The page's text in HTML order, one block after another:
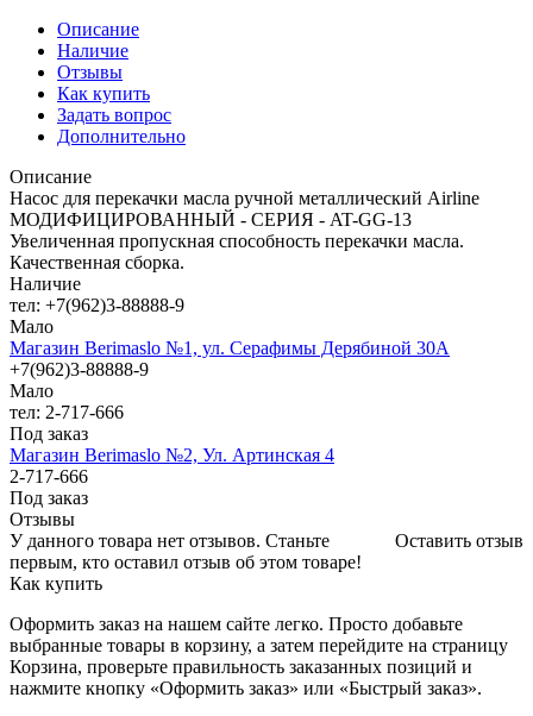
Описание
Наличие
Отзывы
Как купить
Задать вопрос
Дополнительно
Описание
Насос для перекачки масла ручной металлический Airline
МОДИФИЦИРОВАННЫЙ - СЕРИЯ - AT-GG-13
Увеличенная пропускная способность перекачки масла.
Качественная сборка.
Наличие
тел: +7(962)3-88888-9
Мало
Магазин Berimaslo №1, ул. Серафимы Дерябиной 30А
+7(962)3-88888-9
Мало
тел: 2-717-666
Под заказ
Магазин Berimaslo №2, Ул. Артинская 4
2-717-666
Под заказ
Отзывы
Оставить отзыв
У данного товара нет отзывов. Станьте
первым, кто оставил отзыв об этом товаре!
Как купить
Оформить заказ на нашем сайте легко. Просто добавьте
выбранные товары в корзину, а затем перейдите на страницу
Корзина, проверьте правильность заказанных позиций и
нажмите кнопку «Оформить заказ» или «Быстрый заказ».